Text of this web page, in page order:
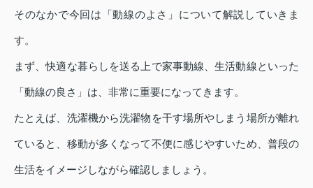
そのなかで今回は「動線のよさ」について解説していきま
す。
まず、快適な暮らしを送る上で家事動線、生活動線といった
「動線の良さ」は、非常に重要になってきます。
たとえば、洗濯機から洗濯物を干す場所やしまう場所が離れ
ていると、移動が多くなって不便に感じやすいため、普段の
生活をイメージしながら確認しましょう。